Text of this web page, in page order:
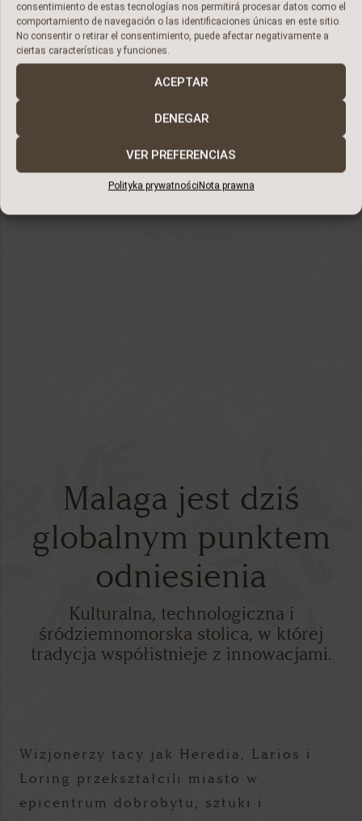
consentimiento de estas tecnologías nos permitirá procesar datos como el
comportamiento de navegación o las identificaciones únicas en este sitio.
No consentir o retirar el consentimiento, puede afectar negativamente a
ciertas características y funciones.
ACEPTAR
DENEGAR
VER PREFERENCIAS
Polityka prywatnościNota prawna
A TIMELESS
LEGACY
między morzem a naturą
Malaga jest dziś
globalnym punktem
odniesienia
Kulturalna, technologiczna i
śródziemnomorska stolica, w której
tradycja współistnieje z innowacjami.
Wizjonerzy tacy jak Heredia, Larios i
Loring przekształcili miasto w
epicentrum dobrobytu, sztuki i